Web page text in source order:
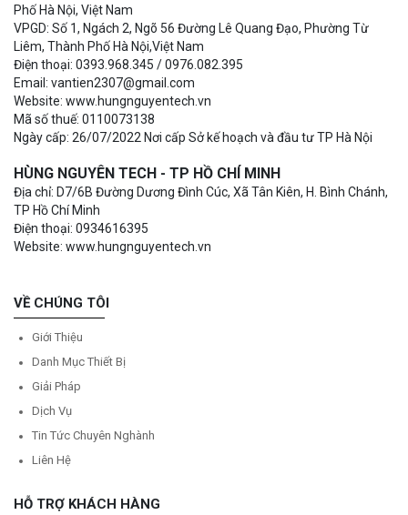
Phố Hà Nội, Việt Nam
VPGD: Số 1, Ngách 2, Ngõ 56 Đường Lê Quang Đạo, Phường Từ
Liêm, Thành Phố Hà Nội,Việt Nam
Điện thoại: 0393.968.345 / 0976.082.395
Email: vantien2307@gmail.com
Website: www.hungnguyentech.vn
Mã số thuế: 0110073138
Ngày cấp: 26/07/2022 Nơi cấp Sở kế hoạch và đầu tư TP Hà Nội
HÙNG NGUYÊN TECH - TP HỒ CHÍ MINH
Địa chỉ: D7/6B Đường Dương Đình Cúc, Xã Tân Kiên, H. Bình Chánh,
TP Hồ Chí Minh
Điện thoại: 0934616395
Website: www.hungnguyentech.vn
VỀ CHÚNG TÔI
Giới Thiệu
Danh Mục Thiết Bị
Giải Pháp
Dịch Vụ
Tin Tức Chuyên Nghành
Liên Hệ
HỖ TRỢ KHÁCH HÀNG